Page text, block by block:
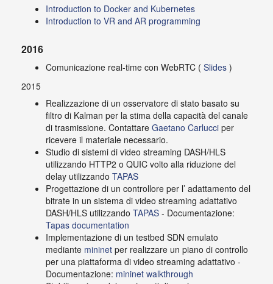
Introduction to Docker and Kubernetes
Introduction to VR and AR programming
2016
Comunicazione real-time con WebRTC ( Slides )
2015
Realizzazione di un osservatore di stato basato su
filtro di Kalman per la stima della capacità del canale
di trasmissione. Contattare Gaetano Carlucci per
ricevere il materiale necessario.
Studio di sistemi di video streaming DASH/HLS
utilizzando HTTP2 o QUIC volto alla riduzione del
delay utilizzando TAPAS
Progettazione di un controllore per l’ adattamento del
bitrate in un sistema di video streaming adattativo
DASH/HLS utilizzando TAPAS - Documentazione:
Tapas documentation
Implementazione di un testbed SDN emulato
mediante mininet per realizzare un piano di controllo
per una piattaforma di video streaming adattativo -
Documentazione: mininet walkthrough